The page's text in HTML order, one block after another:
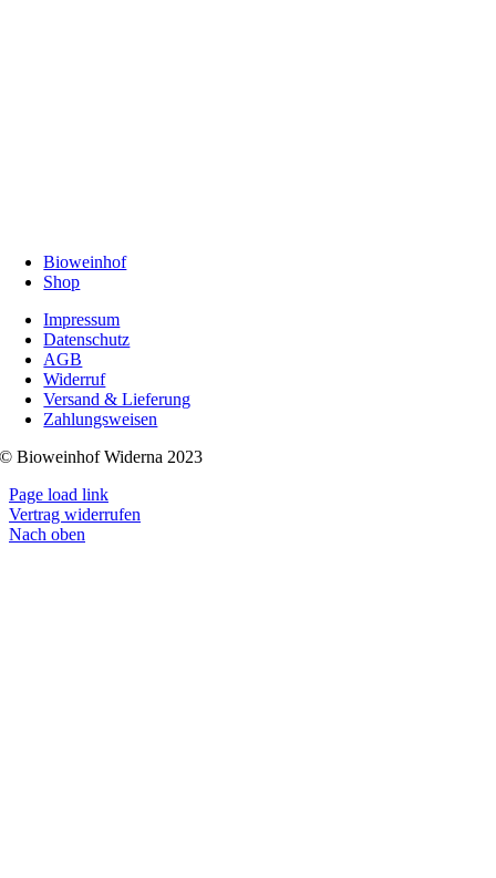
Bioweinhof
Shop
Impressum
Datenschutz
AGB
Widerruf
Versand & Lieferung
Zahlungsweisen
© Bioweinhof Widerna 2023
Page load link
Vertrag widerrufen
Nach oben